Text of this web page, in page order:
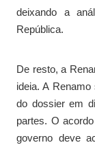
deixando a
República.
De resto, a
ideia. A
do dossier em
partes. O
governo deve